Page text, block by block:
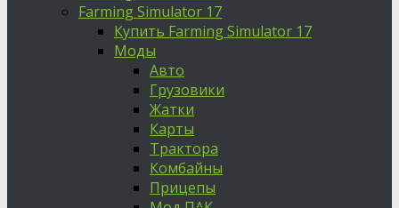
Farming Simulator 17
Купить Farming Simulator 17
Моды
Авто
Грузовики
Жатки
Карты
Трактора
Комбайны
Прицепы